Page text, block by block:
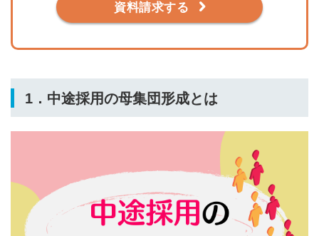
資料請求する
1．中途採用の母集団形成とは